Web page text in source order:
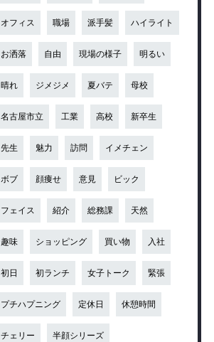
オフィス 職場 派手髪 ハイライト
お洒落 自由 現場の様子 明るい
晴れ ジメジメ 夏バテ 母校
名古屋市立 工業 高校 新卒生
先生 魅力 訪問 イメチェン
ボブ 顔痩せ 意見 ビック
フェイス 紹介 総務課 天然
趣味 ショッピング 買い物 入社
初日 初ランチ 女子トーク 緊張
プチハプニング 定休日 休憩時間
チェリー 半顔シリーズ